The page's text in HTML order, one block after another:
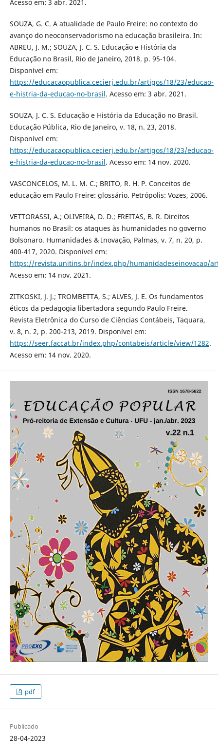
Acesso em: 3 abr. 2021.
SOUZA, G. C. A atualidade de Paulo Freire: no contexto do
avanço do neoconservadorismo na educação brasileira. In:
ABREU, J. M.; SOUZA, J. C. S. Educação e História da
Educação no Brasil, Rio de Janeiro, 2018. p. 95-104.
Disponível em:
https://educacaopublica.cecierj.edu.br/artigos/18/23/educao-
e-histria-da-educao-no-brasil. Acesso em: 3 abr. 2021.
SOUZA, J. C. S. Educação e História da Educação no Brasil.
Educação Pública, Rio de Janeiro, v. 18, n. 23, 2018.
Disponível em:
https://educacaopublica.cecierj.edu.br/artigos/18/23/educao-
e-histria-da-educao-no-brasil. Acesso em: 14 nov. 2020.
VASCONCELOS, M. L. M. C.; BRITO, R. H. P. Conceitos de
educação em Paulo Freire: glossário. Petrópolis: Vozes, 2006.
VETTORASSI, A.; OLIVEIRA, D. D.; FREITAS, B. R. Direitos
humanos no Brasil: os ataques às humanidades no governo
Bolsonaro. Humanidades & Inovação, Palmas, v. 7, n. 20, p.
400-417, 2020. Disponível em:
https://revista.unitins.br/index.php/humanidadeseinovacao/
Acesso em: 14 nov. 2021.
ZITKOSKI, J. J.; TROMBETTA, S.; ALVES, J. E. Os fundamentos
éticos da pedagogia libertadora segundo Paulo Freire.
Revista Eletrônica do Curso de Ciências Contábeis, Taquara,
v. 8, n. 2, p. 200-213, 2019. Disponível em:
https://seer.faccat.br/index.php/contabeis/article/view/1282.
Acesso em: 14 nov. 2020.
pdf
Publicado
28-04-2023